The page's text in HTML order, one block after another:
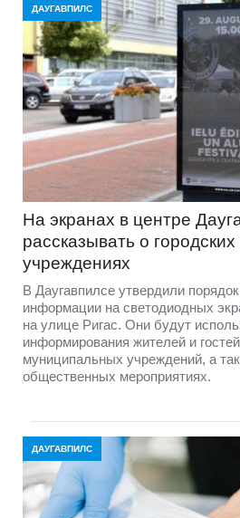
ДАУГАВПИЛС
На экранах в центре
рассказывать о
учреждениях
В Даугавпилсе утвердили
информации на светодиодных
на улице Ригас. Они будут
информирования жителей и
муниципальных учреждений, а
общественных мероприятиях.
ДАУГАВПИЛС